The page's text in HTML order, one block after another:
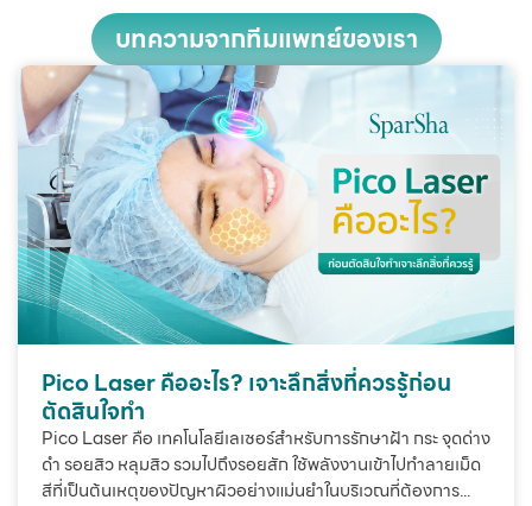
บทความจากทีมแพทย์ของเรา
Pico Laser คืออะไร? เจาะลึกสิ่งที่ควรรู้ก่อน
ตัดสินใจทำ
Pico Laser คือ เทคโนโลยีเลเซอร์สำหรับการรักษาฝ้า กระ จุดด่าง
ดำ รอยสิว หลุมสิว รวมไปถึงรอยสัก ใช้พลังงานเข้าไปทำลายเม็ด
สีที่เป็นต้นเหตุของปัญหาผิวอย่างแม่นยำในบริเวณที่ต้องการ...